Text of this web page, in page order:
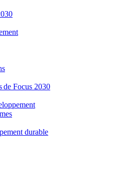
de Focus 2030
durable